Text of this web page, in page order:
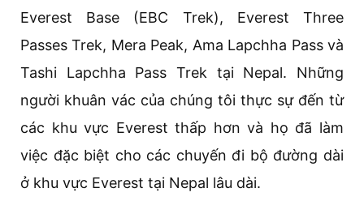
Everest Base (EBC Trek), Everest Three
Passes Trek, Mera Peak, Ama Lapchha Pass và
Tashi Lapchha Pass Trek tại Nepal. Những
người khuân vác của chúng tôi thực sự đến từ
các khu vực Everest thấp hơn và họ đã làm
việc đặc biệt cho các chuyến đi bộ đường dài
ở khu vực Everest tại Nepal lâu dài.